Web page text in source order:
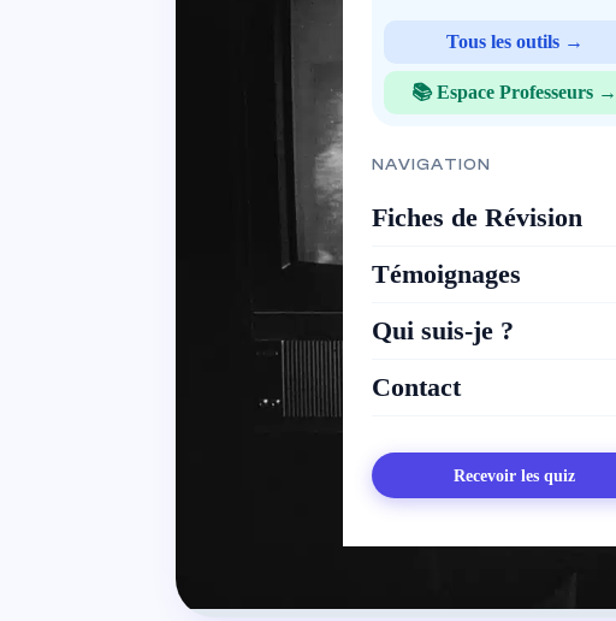
Tous les outils →
📚 Espace Professeurs →
NAVIGATION
Fiches de Révision
Témoignages
Qui suis-je ?
Contact
Recevoir les quiz